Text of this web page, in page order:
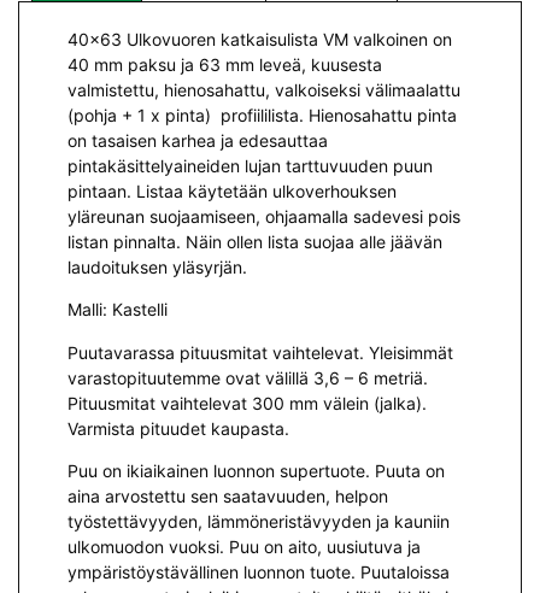
40×63 Ulkovuoren katkaisulista VM valkoinen on
40 mm paksu ja 63 mm leveä, kuusesta
valmistettu, hienosahattu, valkoiseksi välimaalattu
(pohja + 1 x pinta) profiililista. Hienosahattu pinta
on tasaisen karhea ja edesauttaa
pintakäsittelyaineiden lujan tarttuvuuden puun
pintaan. Listaa käytetään ulkoverhouksen
yläreunan suojaamiseen, ohjaamalla sadevesi pois
listan pinnalta. Näin ollen lista suojaa alle jäävän
laudoituksen yläsyrjän.
Malli: Kastelli
Puutavarassa pituusmitat vaihtelevat. Yleisimmät
varastopituutemme ovat välillä 3,6 – 6 metriä.
Pituusmitat vaihtelevat 300 mm välein (jalka).
Varmista pituudet kaupasta.
Puu on ikiaikainen luonnon supertuote. Puuta on
aina arvostettu sen saatavuuden, helpon
työstettävyyden, lämmöneristävyyden ja kauniin
ulkomuodon vuoksi. Puu on aito, uusiutuva ja
ympäristöystävällinen luonnon tuote. Puutaloissa